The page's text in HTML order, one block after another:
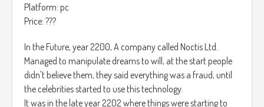
Platform: pc
Price: ???
In the Future, year 2200, A company called Noctis Ltd.
Managed to manipulate dreams to will, at the start people
didn't believe them, they said everything was a fraud, until
the celebrities started to use this technology.
It was in the late year 2202 where things were starting to